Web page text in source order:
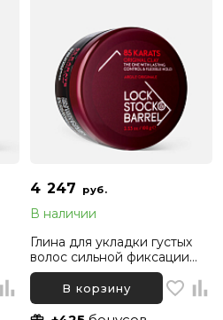
4 247 руб.
В наличии
Глина для укладки густых
волос сильной фиксации
LS&B 85 Кarats Original Clay,
В корзину